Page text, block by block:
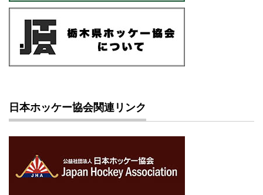
日本ホッケー協会関連リンク